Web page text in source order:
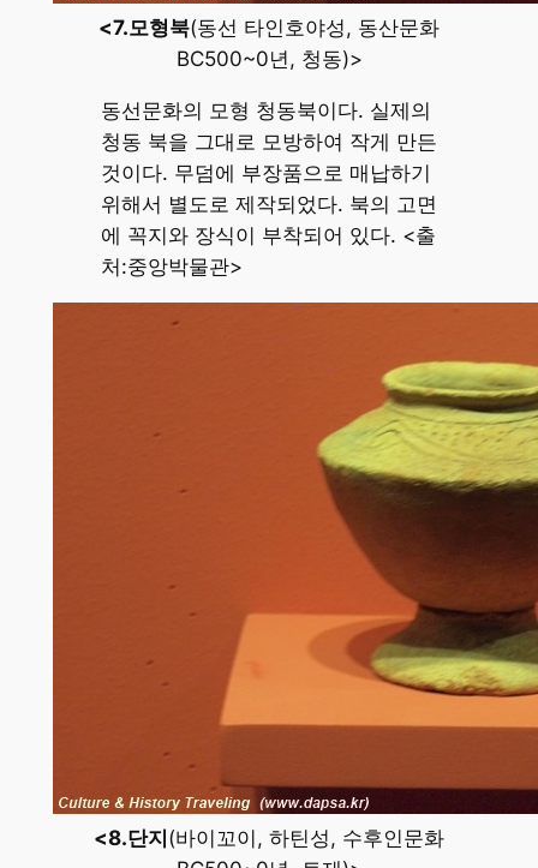
<7.모형북(동선 타인호야성, 동산문화
BC500~0년, 청동)>
동선문화의 모형 청동북이다. 실제의
청동 북을 그대로 모방하여 작게 만든
것이다. 무덤에 부장품으로 매납하기
위해서 별도로 제작되었다. 북의 고면
에 꼭지와 장식이 부착되어 있다. <출
처:중앙박물관>
<8.단지(바이꼬이, 하틴성, 수후인문화